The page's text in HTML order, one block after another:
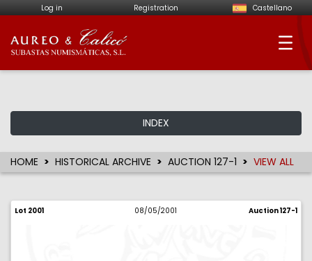
Log in Registration Castellano
Aureo & Calicó -
INDEX
HOME HISTORICAL ARCHIVE AUCTION 127-1 VIEW ALL
Lot 2001 08/05/2001 Auction 127-1